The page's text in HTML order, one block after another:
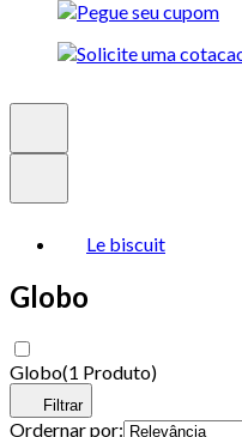
Le biscuit
Globo
Globo(1 Produto)
Filtrar
Ordernar por: